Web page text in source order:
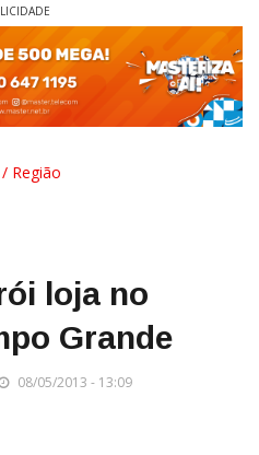
Região
loja no
Grande
08/05/2013 - 13:09